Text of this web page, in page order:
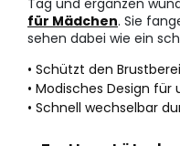
für Mädchen. Sie
sehen dabei wie ein
• Schützt den
• Modisches Design für
• Schnell wechselbar